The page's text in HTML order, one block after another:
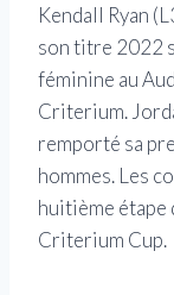
Kendall Ryan
son titre 2022
féminine au
Criterium.
remporté sa
hommes. Les
huitième étape
Criterium Cup.